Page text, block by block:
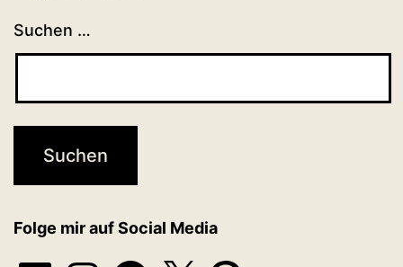
Suchen …
Folge mir auf Social Media